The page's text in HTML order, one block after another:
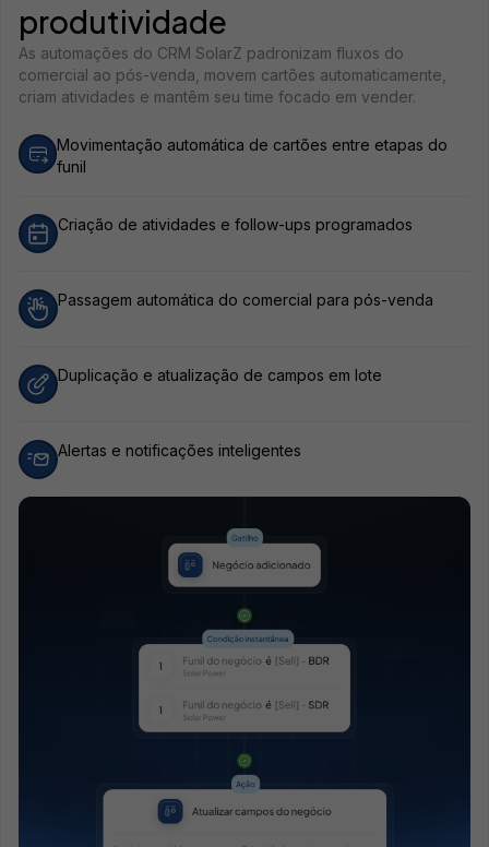
produtividade
As automações do CRM SolarZ padronizam fluxos do
comercial ao pós-venda, movem cartões automaticamente,
criam atividades e mantêm seu time focado em vender.
Movimentação automática de cartões entre etapas do
funil
Criação de atividades e follow-ups programados
Passagem automática do comercial para pós-venda
Duplicação e atualização de campos em lote
Alertas e notificações inteligentes